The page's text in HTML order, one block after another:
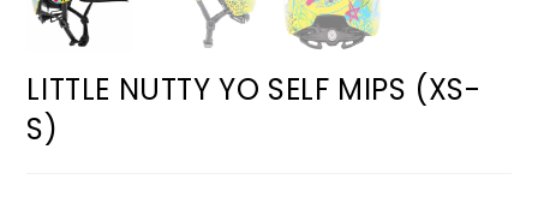
LITTLE NUTTY YO SELF MIPS (XS-
S)